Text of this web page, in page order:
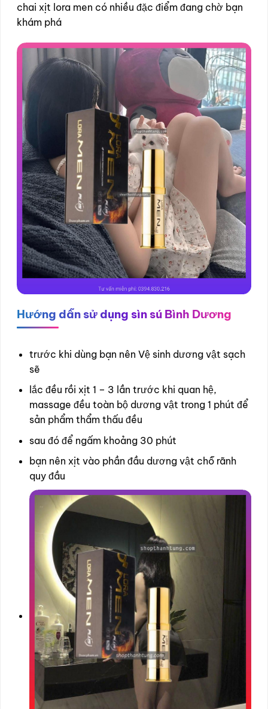
chai xịt lora men có nhiều đặc điểm đang chờ bạn
khám phá
Hướng dẫn sử dụng sìn sú Bình Dương
trước khi dùng bạn nên Vệ sinh dương vật sạch
sẽ
lắc đều rồi xịt 1 – 3 lần trước khi quan hệ,
massage đều toàn bộ dương vật trong 1 phút để
sản phẩm thẩm thấu đều
sau đó để ngấm khoảng 30 phút
bạn nên xịt vào phần đầu dương vật chỗ rãnh
quy đầu